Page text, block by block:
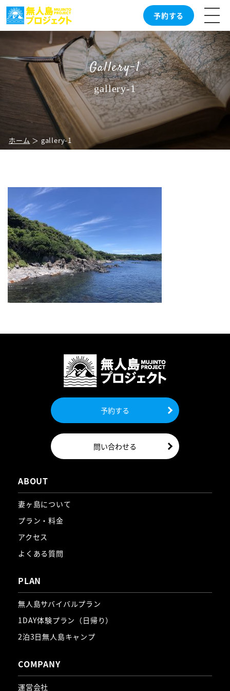
予約する
Gallery-1
gallery-1
ホーム ＞ gallery-1
予約する
問い合わせる
ABOUT
妻ヶ島について
プラン・料金
アクセス
よくある質問
PLAN
無人島サバイバルプラン
1DAY体験プラン（日帰り）
2泊3日無人島キャンプ
COMPANY
運営会社